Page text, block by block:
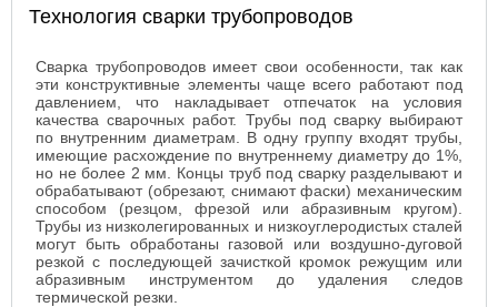
Технология сварки трубопроводов
Сварка трубопроводов имеет свои особенности, так как
эти конструктивные элементы чаще всего работают под
давлением, что накладывает отпечаток на условия
качества сварочных работ. Трубы под сварку выбирают
по внутренним диаметрам. В одну группу входят трубы,
имеющие расхождение по внутреннему диаметру до 1%,
но не более 2 мм. Концы труб под сварку разделывают и
обрабатывают (обрезают, снимают фаски) механическим
способом (резцом, фрезой или абразивным кругом).
Трубы из низколегированных и низкоуглеродистых сталей
могут быть обработаны газовой или воздушно-дуговой
резкой с последующей зачисткой кромок режущим или
абразивным инструментом до удаления следов
термической резки.